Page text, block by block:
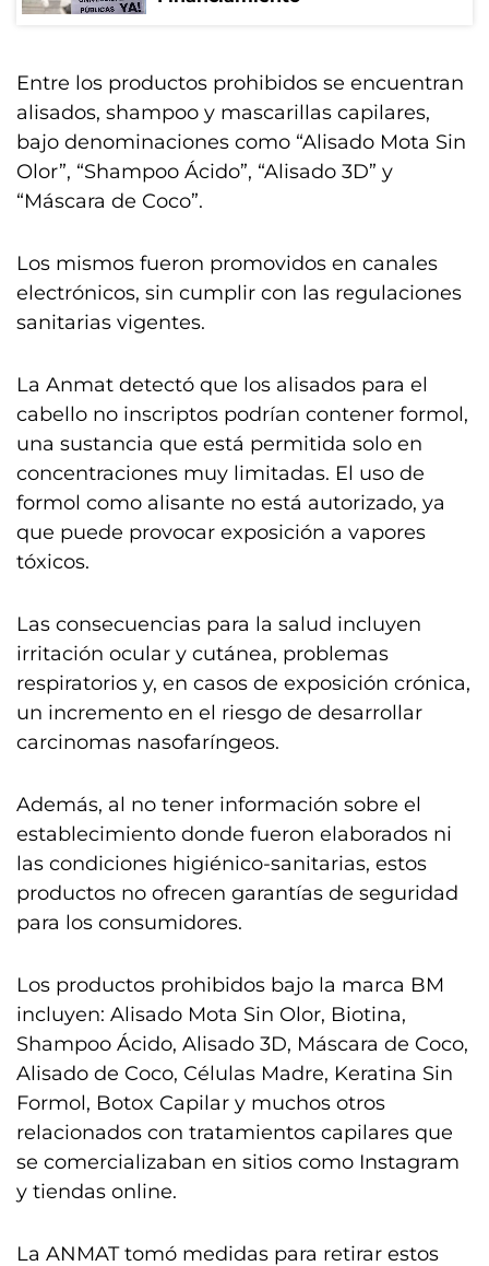
Entre los productos prohibidos se encuentran
alisados, shampoo y mascarillas capilares,
bajo denominaciones como “Alisado Mota Sin
Olor”, “Shampoo Ácido”, “Alisado 3D” y
“Máscara de Coco”.
Los mismos fueron promovidos en canales
electrónicos, sin cumplir con las regulaciones
sanitarias vigentes.
La Anmat detectó que los alisados para el
cabello no inscriptos podrían contener formol,
una sustancia que está permitida solo en
concentraciones muy limitadas. El uso de
formol como alisante no está autorizado, ya
que puede provocar exposición a vapores
tóxicos.
Las consecuencias para la salud incluyen
irritación ocular y cutánea, problemas
respiratorios y, en casos de exposición crónica,
un incremento en el riesgo de desarrollar
carcinomas nasofaríngeos.
Además, al no tener información sobre el
establecimiento donde fueron elaborados ni
las condiciones higiénico-sanitarias, estos
productos no ofrecen garantías de seguridad
para los consumidores.
Los productos prohibidos bajo la marca BM
incluyen: Alisado Mota Sin Olor, Biotina,
Shampoo Ácido, Alisado 3D, Máscara de Coco,
Alisado de Coco, Células Madre, Keratina Sin
Formol, Botox Capilar y muchos otros
relacionados con tratamientos capilares que
se comercializaban en sitios como Instagram
y tiendas online.
La ANMAT tomó medidas para retirar estos